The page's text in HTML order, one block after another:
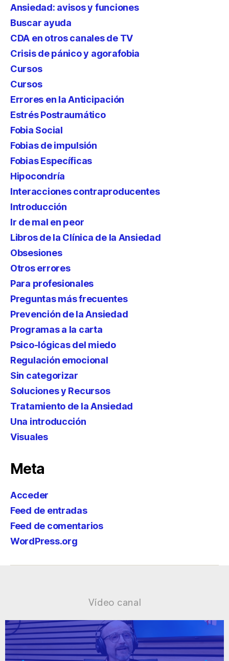
Ansiedad: avisos y funciones
Buscar ayuda
CDA en otros canales de TV
Crisis de pánico y agorafobia
Cursos
Cursos
Errores en la Anticipación
Estrés Postraumático
Fobia Social
Fobias de impulsión
Fobias Específicas
Hipocondría
Interacciones contraproducentes
Introducción
Ir de mal en peor
Libros de la Clínica de la Ansiedad
Obsesiones
Otros errores
Para profesionales
Preguntas más frecuentes
Prevención de la Ansiedad
Programas a la carta
Psico-lógicas del miedo
Regulación emocional
Sin categorizar
Soluciones y Recursos
Tratamiento de la Ansiedad
Una introducción
Visuales
Meta
Acceder
Feed de entradas
Feed de comentarios
WordPress.org
Vídeo canal